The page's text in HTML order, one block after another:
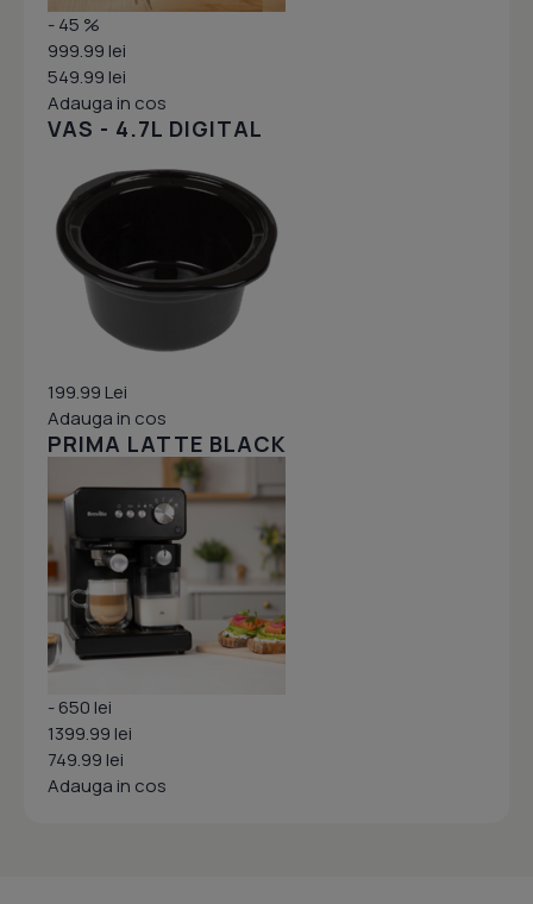
- 45 %
999.99 lei
549.99 lei
Adauga in cos
VAS - 4.7L DIGITAL
199.99 Lei
Adauga in cos
PRIMA LATTE BLACK
- 650 lei
1399.99 lei
749.99 lei
Adauga in cos